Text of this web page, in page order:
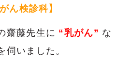
がん検診科】
齋藤先生に “乳がん” な
伺いました。